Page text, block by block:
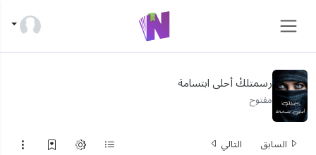
رسمتلكْ أحلى ابتسامة
مفتوح
السابق التالي